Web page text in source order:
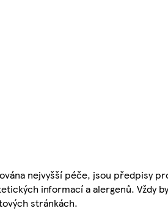
nejvyšší péče, jsou předpisy
informací a alergenů. Vždy
stránkách.